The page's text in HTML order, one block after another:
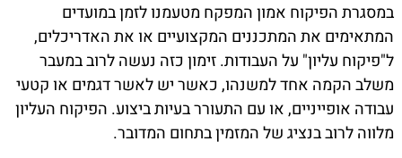
במסגרת הפיקוח אמון המפקח מטעמנו לזמן במועדים
המתאימים את המתכננים המקצועיים או את האדריכלים,
ל"פיקוח עליון" על העבודות. זימון כזה נעשה לרוב במעבר
משלב הקמה אחד למשנהו, כאשר יש לאשר דגמים או קטעי
עבודה אופייניים, או עם התעורר בעיות ביצוע. הפיקוח העליון
מלווה לרוב בנציג של המזמין בתחום המדובר.